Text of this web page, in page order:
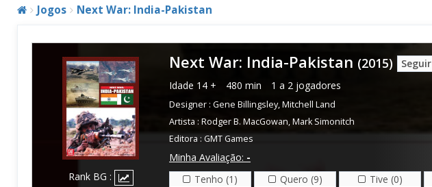
Jogos Next War: India-Pakistan
Rank BG :
Next War: India-Pakistan (2015) Seguir
Idade 14 + 480 min 1 a 2 jogadores
Designer : Gene Billingsley,Mitchell Land
Artista : Rodger B. MacGowan,Mark Simonitch
Editora : GMT Games
Minha Avaliação: -
Tenho (1)
Quero (9) Tive (0)